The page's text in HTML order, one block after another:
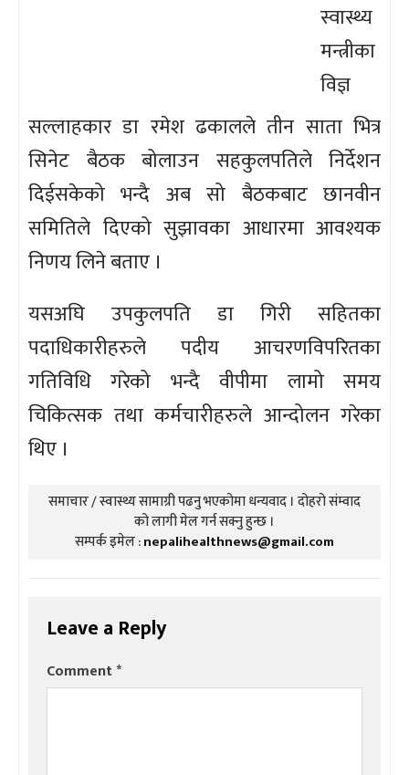
स्वास्थ्य
मन्त्रीका
विज्ञ
सल्लाहकार डा रमेश ढकालले तीन साता भित्र
सिनेट बैठक बोलाउन सहकुलपतिले निर्देशन
दिईसकेको भन्दै अब सो बैठकबाट छानवीन
समितिले दिएको सुझावका आधारमा आवश्यक
निणय लिने बताए ।
यसअघि उपकुलपति डा गिरी सहितका
पदाधिकारीहरुले पदीय आचरणविपरितका
गतिविधि गरेको भन्दै वीपीमा लामो समय
चिकित्सक तथा कर्मचारीहरुले आन्दोलन गरेका
थिए ।
समाचार / स्वास्थ्य सामाग्री पढनु भएकोमा धन्यवाद । दोहरो संम्वाद
को लागी मेल गर्न सक्नु हुन्छ ।
सम्पर्क इमेल :nepalihealthnews@gmail.com
Leave a Reply
Comment*